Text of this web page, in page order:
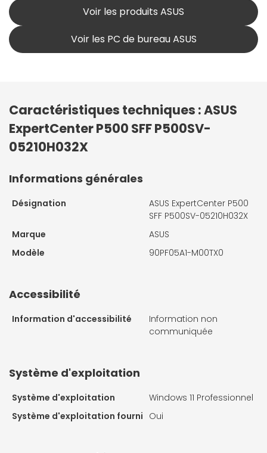
Voir les produits ASUS
Voir les PC de bureau ASUS
Caractéristiques techniques : ASUS
ExpertCenter P500 SFF P500SV-
05210H032X
Informations générales
Désignation
ASUS ExpertCenter P500
SFF P500SV-05210H032X
Marque
ASUS
Modèle
90PF05A1-M00TX0
Accessibilité
Information d'accessibilité
Information non
communiquée
Système d'exploitation
Système d'exploitation
Windows 11 Professionnel
Système d'exploitation fourni Oui